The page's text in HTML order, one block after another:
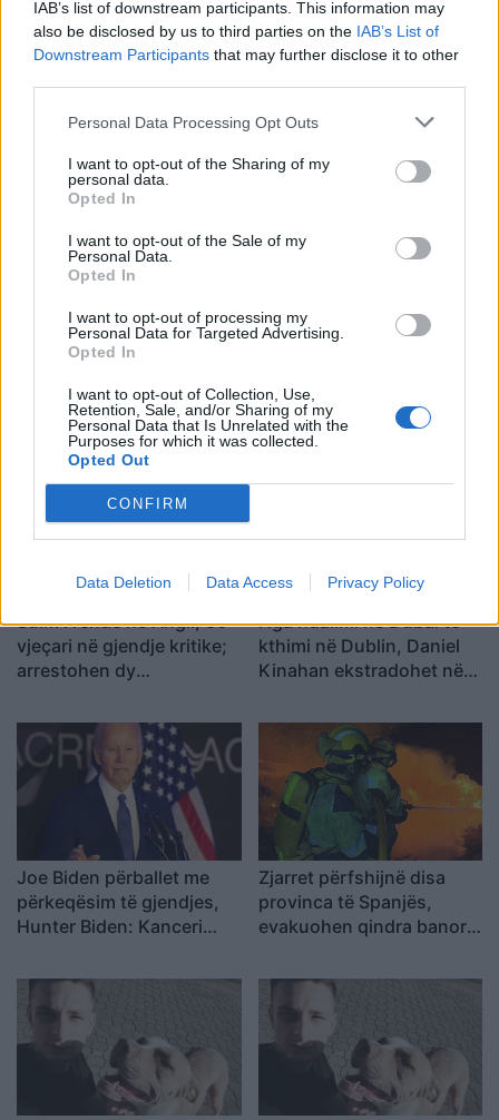
IAB’s list of downstream participants. This information may
also be disclosed by us to third parties on the IAB’s List of
Downstream Participants that may further disclose it to other
Personal Data Processing Opt Outs
I want to opt-out of the Sharing of my
personal data.
Opted In
I want to opt-out of the Sale of my
Personal Data.
Opted In
I want to opt-out of processing my
Personal Data for Targeted Advertising.
Opted In
I want to opt-out of Collection, Use,
Retention, Sale, and/or Sharing of my
Personal Data that Is Unrelated with the
Purposes for which it was collected.
Opted Out
CONFIRM
Data Deletion Data Access Privacy Policy
Shtuarmë4.07.2023 21:31
Tags:
inteligjenca artificiale , OKB
Trump për Iranin: Po
zhvillojmë negociata të
kufizuara, Teherani
ndodhet në krizë të rëndë
ekonomike
ekstraduar në Dublin,
bosi i dyshuar i kartelit
përballet me akuza për
Sulm i rëndë në Angli, 30-
vjeçari në gjendje kritike;
arrestohen dy
Nga ndalimi në Dubai te
kthimi në Dublin, Daniel
Kinahan ekstradohet në
me akuzat për krim të
organizuar
Joe Biden përballet me
përkeqësim të gjendjes,
Hunter Biden: Kanceri
dhe dhimbjet janë të forta
Zjarret përfshijnë disa
provinca të Spanjës,
evakuohen qindra banorë
hektarë